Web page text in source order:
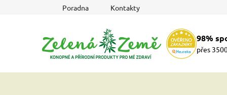
Poradna Kontakty
98%
přes